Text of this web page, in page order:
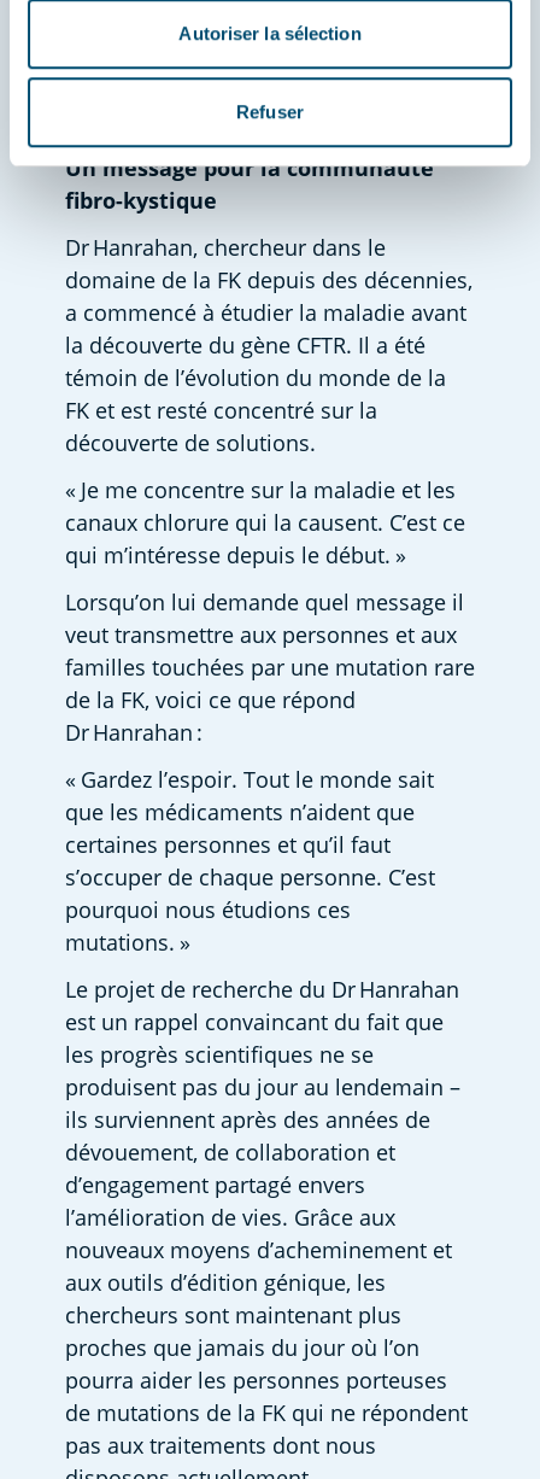
Autoriser la sélection
Refuser
Il reste encore du travail à faire avant
mais l’impact du projet pourrait être
Un message pour la communauté
fibro-kystique
Dr Hanrahan, chercheur dans le
domaine de la FK depuis des décennies,
a commencé à étudier la maladie avant
la découverte du gène CFTR. Il a été
témoin de l’évolution du monde de la
FK et est resté concentré sur la
découverte de solutions.
« Je me concentre sur la maladie et les
canaux chlorure qui la causent. C’est ce
qui m’intéresse depuis le début. »
Lorsqu’on lui demande quel message il
veut transmettre aux personnes et aux
familles touchées par une mutation rare
de la FK, voici ce que répond
Dr Hanrahan :
« Gardez l’espoir. Tout le monde sait
que les médicaments n’aident que
certaines personnes et qu’il faut
s’occuper de chaque personne. C’est
pourquoi nous étudions ces
mutations. »
Le projet de recherche du Dr Hanrahan
est un rappel convaincant du fait que
les progrès scientifiques ne se
produisent pas du jour au lendemain –
ils surviennent après des années de
dévouement, de collaboration et
d’engagement partagé envers
l’amélioration de vies. Grâce aux
nouveaux moyens d’acheminement et
aux outils d’édition génique, les
chercheurs sont maintenant plus
proches que jamais du jour où l’on
pourra aider les personnes porteuses
de mutations de la FK qui ne répondent
pas aux traitements dont nous